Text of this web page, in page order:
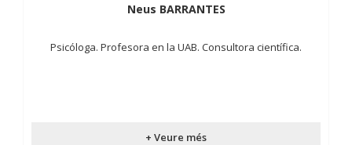
Neus BARRANTES
Psicóloga. Profesora en la UAB. Consultora científica.
+ Veure més